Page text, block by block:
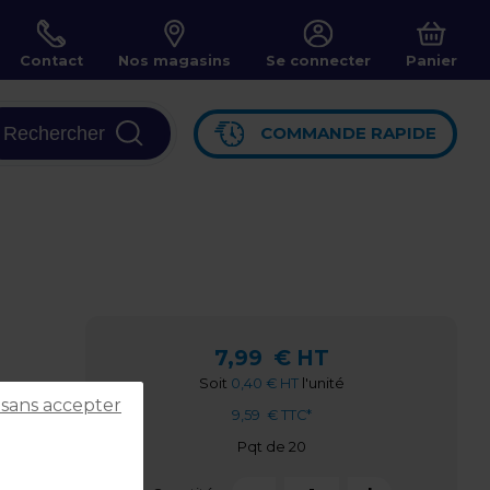
Contact Nos magasins Se connecter Panier
Rechercher COMMANDE RAPIDE
7,99 € HT
Soit 0,40 € HTl'unité
9,59 € TTC*
Pqt de 20
accepter